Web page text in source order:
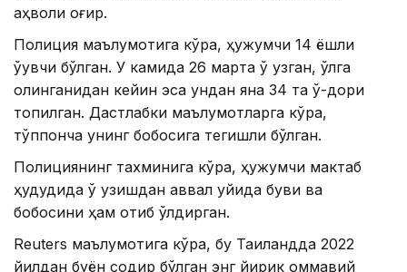
аҳволи оғир.
Полиция маълумотига кўра, ҳужумчи 14 ёшли
ўқувчи бўлган. У камида 26 марта ўқ узган, қўлга
олинганидан кейин эса ундан яна 34 та ўқ-дори
топилган. Дастлабки маълумотларга кўра,
тўппонча унинг бобосига тегишли бўлган.
Полициянинг тахминига кўра, ҳужумчи мактаб
ҳудудида ўқ узишдан аввал уйида буви ва
бобосини ҳам отиб ўлдирган.
Reuters маълумотига кўра, бу Таиландда 2022
йилдан буён содир бўлган энг йирик оммавий